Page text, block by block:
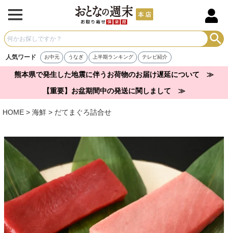
人気ワード お中元 うなぎ 上半期ランキング テレビ紹介
熊本県で発生した地震に伴うお荷物のお届け遅延について ≫
【重要】お盆期間中の発送に関しまして ≫
HOME 海鮮 だてまぐろ詰合せ